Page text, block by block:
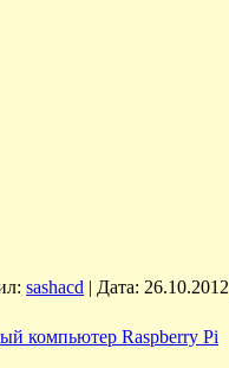
sashacd | Дата: 26.10.2012
компьютер Raspberry Pi